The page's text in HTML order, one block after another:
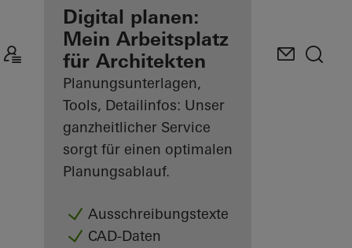
Ihre Vorteile als
angemeldeter
Architekt
Mein
Arbeitsplatz
kennenlernen
Digital planen:
Mein Arbeitsplatz
für Architekten
Planungsunterlagen,
Tools, Detailinfos: Unser
ganzheitlicher Service
sorgt für einen optimalen
Planungsablauf.
Ausschreibungstexte
CAD-Daten